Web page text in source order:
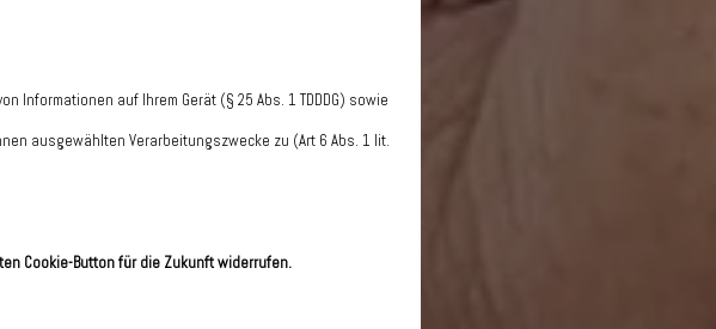
Informationen auf Ihrem Gerät (§ 25 Abs. 1 TDDDG) sowie
ausgewählten Verarbeitungszwecke zu (Art 6 Abs. 1 lit.
Cookie-Button für die Zukunft widerrufen.